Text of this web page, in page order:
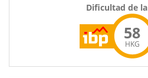
Dificultad de
58
HKG